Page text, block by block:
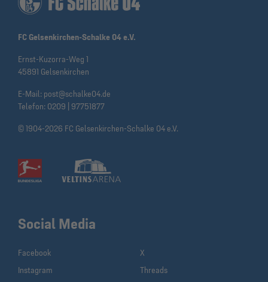
FC Gelsenkirchen-Schalke 04 e.V.
Ernst-Kuzorra-Weg 1
45891 Gelsenkirchen
E-Mail: post@schalke04.de
Telefon: 0209 | 97751877
© 1904-2026 FC Gelsenkirchen-Schalke 04 e.V.
Social Media
Facebook
X
Instagram
Threads